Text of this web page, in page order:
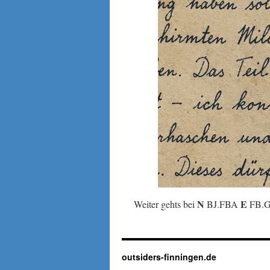
Weiter gehts bei N BJ.FBA E
outsiders-finningen.de